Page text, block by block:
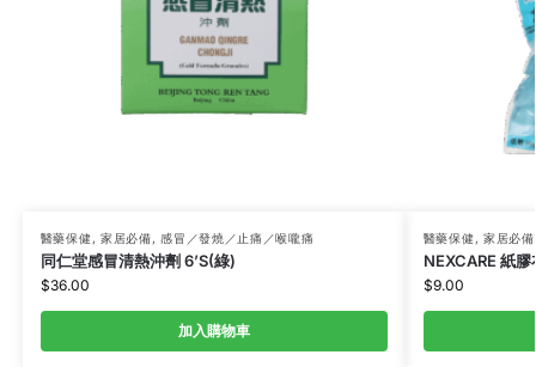
醫藥保健, 家居必備,感冒／發燒／止痛／喉嚨痛
同仁堂感冒清熱沖劑 6’S(綠)
$36.00
加入購物車
醫藥保健, 家居必備
NEXCARE 紙
$9.00